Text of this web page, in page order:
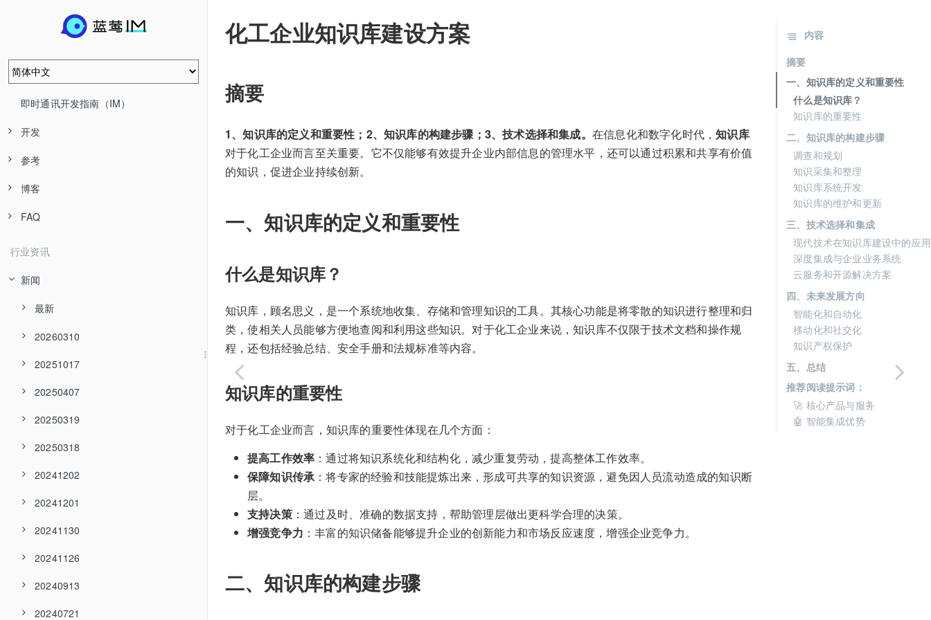
即时通讯开发指南（IM）
开发
参考
博客
FAQ
行业资讯
新闻
最新
20260310
20251017
20250407
20250319
20250318
20241202
20241201
20241130
20241126
20240913
20240721
化工企业知识库建设方案
摘要
1、知识库的定义和重要性；2、知识库的构建步骤；3、技术选择和集成。 在信息化和数字化时代，知识库
对于化工企业而言至关重要。它不仅能够有效提升企业内部信息的管理水平，还可以通过积累和共享有价值
的知识，促进企业持续创新。
一、知识库的定义和重要性
什么是知识库？
知识库，顾名思义，是一个系统地收集、存储和管理知识的工具。其核心功能是将零散的知识进行整理和归
类，使相关人员能够方便地查阅和利用这些知识。对于化工企业来说，知识库不仅限于技术文档和操作规
程，还包括经验总结、安全手册和法规标准等内容。
知识库的重要性
对于化工企业而言，知识库的重要性体现在几个方面：
提高工作效率 ：通过将知识系统化和结构化，减少重复劳动，提高整体工作效率。
保障知识传承：将专家的经验和技能提炼出来，形成可共享的知识资源，避免因人员流动造成的知识断
层。
支持决策：通过及时、准确的数据支持，帮助管理层做出更科学合理的决策。
增强竞争力 ：丰富的知识储备能够提升企业的创新能力和市场反应速度，增强企业竞争力。
二、知识库的构建步骤
内容
摘要
一、知识库的定义和重要性
什么是知识库？
知识库的重要性
二、知识库的构建步骤
调查和规划
知识采集和整理
知识库系统开发
知识库的维护和更新
三、技术选择和集成
现代技术在知识库建设中的应用
深度集成与企业业务系统
云服务和开源解决方案
四、未来发展方向
智能化和自动化
移动化和社交化
知识产权保护
五、总结
推荐阅读提示词：
🚀 核心产品与服务
🤖 智能集成优势